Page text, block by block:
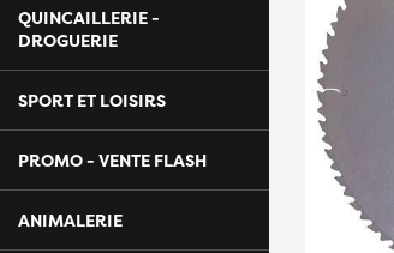
QUINCAILLERIE -
DROGUERIE
SPORT ET LOISIRS
PROMO - VENTE FLASH
ANIMALERIE